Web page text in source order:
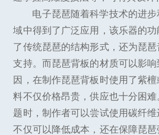
电子琵琶随着科学技术的进
域中得到了广泛应用，该乐器的
了传统琵琶的结构形式，还为琵
支持。而琵琶背板的材质可以影
因，在制作琵琶背板时使用了紫
料不仅价格昂贵，供应也十分困
题时，制作者可以尝试使用碳纤
不仅可以降低成本，还在保障琵